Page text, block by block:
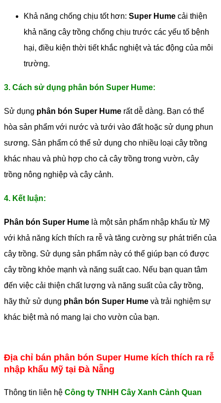
Khả năng chống chịu tốt hơn: Super Hume cải thiện
khả năng cây trồng chống chịu trước các yếu tố bệnh
hại, điều kiện thời tiết khắc nghiệt và tác động của môi
trường.
3. Cách sử dụng phân bón Super Hume:
Sử dụng phân bón Super Hume rất dễ dàng. Bạn có thể
hòa sản phẩm với nước và tưới vào đất hoặc sử dụng phun
sương. Sản phẩm có thể sử dụng cho nhiều loại cây trồng
khác nhau và phù hợp cho cả cây trồng trong vườn, cây
trồng nông nghiệp và cây cảnh.
4. Kết luận:
Phân bón Super Hume là một sản phẩm nhập khẩu từ Mỹ
với khả năng kích thích ra rễ và tăng cường sự phát triển của
cây trồng. Sử dụng sản phẩm này có thể giúp bạn có được
cây trồng khỏe mạnh và năng suất cao. Nếu bạn quan tâm
đến việc cải thiện chất lượng và năng suất của cây trồng,
hãy thử sử dụng phân bón Super Hume và trải nghiệm sự
khác biệt mà nó mang lại cho vườn của bạn.
Địa chỉ bán phân bón Super Hume kích thích ra rễ
nhập khẩu Mỹ tại Đà Nẵng
Thông tin liên hệ Công ty TNHH Cây Xanh Cảnh Quan